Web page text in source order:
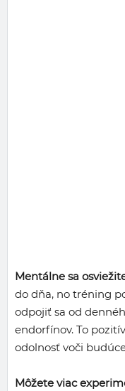
Mentálne sa
do dňa, no tréning
odpojiť sa od
endorfínov. To
odolnosť voči
Môžete viac